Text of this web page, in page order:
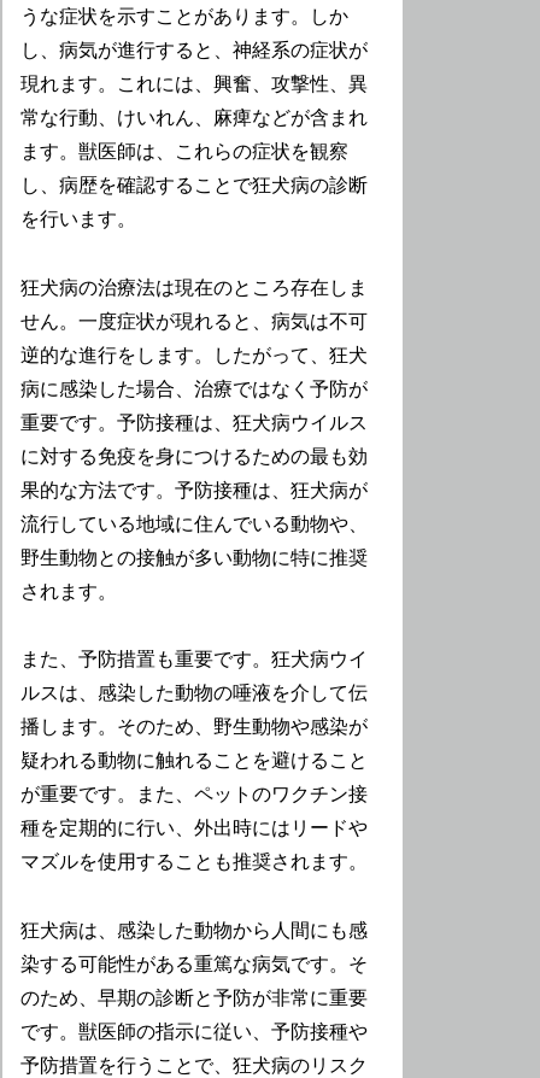
うな症状を示すことがあります。しか
し、病気が進行すると、神経系の症状が
現れます。これには、興奮、攻撃性、異
常な行動、けいれん、麻痺などが含まれ
ます。獣医師は、これらの症状を観察
し、病歴を確認することで狂犬病の診断
を行います。
狂犬病の治療法は現在のところ存在しま
せん。一度症状が現れると、病気は不可
逆的な進行をします。したがって、狂犬
病に感染した場合、治療ではなく予防が
重要です。予防接種は、狂犬病ウイルス
に対する免疫を身につけるための最も効
果的な方法です。予防接種は、狂犬病が
流行している地域に住んでいる動物や、
野生動物との接触が多い動物に特に推奨
されます。
また、予防措置も重要です。狂犬病ウイ
ルスは、感染した動物の唾液を介して伝
播します。そのため、野生動物や感染が
疑われる動物に触れることを避けること
が重要です。また、ペットのワクチン接
種を定期的に行い、外出時にはリードや
マズルを使用することも推奨されます。
狂犬病は、感染した動物から人間にも感
染する可能性がある重篤な病気です。そ
のため、早期の診断と予防が非常に重要
です。獣医師の指示に従い、予防接種や
予防措置を行うことで、狂犬病のリスク